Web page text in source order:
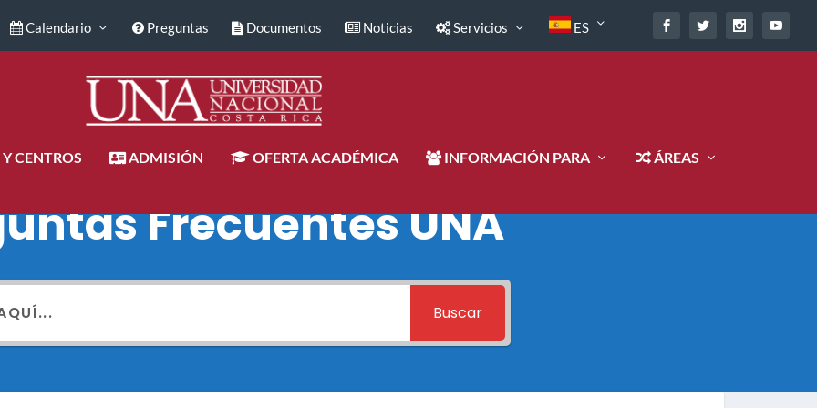
Calendario Preguntas Documentos Noticias Servicios ES
CENTROS ADMISIÓN OFERTA ACADÉMICA INFORMACIÓN PARA ÁREAS
Frecuentes UNA
Buscar